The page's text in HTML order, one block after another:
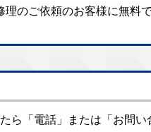
のご依頼のお客様に無料
ら「電話」または「お問い